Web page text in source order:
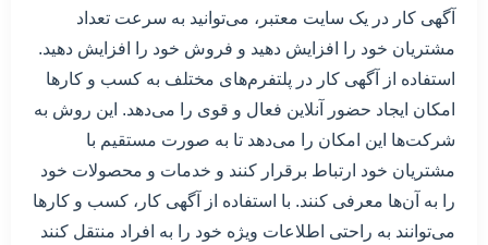
آگهی کار در یک سایت معتبر، می‌توانید به سرعت تعداد
مشتریان خود را افزایش دهید و فروش خود را افزایش دهید.
استفاده از آگهی کار در پلتفرم‌های مختلف به کسب و کارها
امکان ایجاد حضور آنلاین فعال و قوی را می‌دهد. این روش به
شرکت‌ها این امکان را می‌دهد تا به صورت مستقیم با
مشتریان خود ارتباط برقرار کنند و خدمات و محصولات خود
را به آن‌ها معرفی کنند. با استفاده از آگهی کار، کسب و کارها
می‌توانند به راحتی اطلاعات ویژه خود را به افراد منتقل کنند